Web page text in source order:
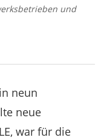
und
neun
neue
war für die